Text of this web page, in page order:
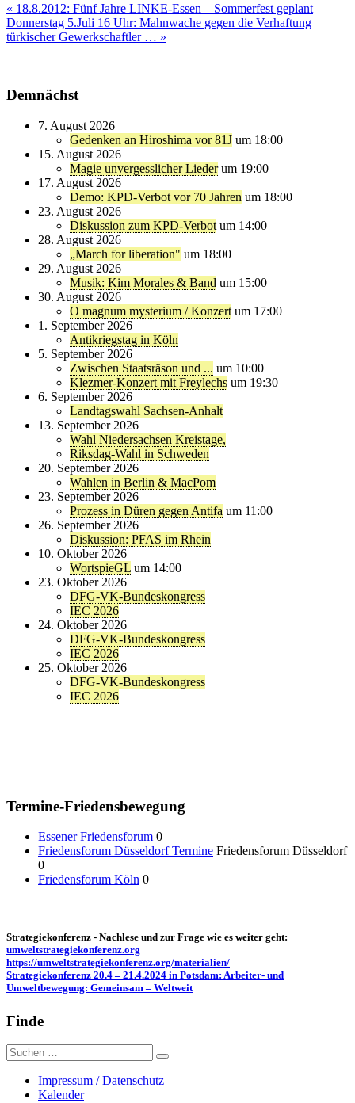
Beitragsnavigation
« 18.8.2012: Fünf Jahre LINKE-Essen – Sommerfest geplant
Donnerstag 5.Juli 16 Uhr: Mahnwache gegen die Verhaftung
türkischer Gewerkschaftler … »
Demnächst
7. August 2026
Gedenken an Hiroshima vor 81J um 18:00
15. August 2026
Magie unvergesslicher Lieder um 19:00
17. August 2026
Demo: KPD-Verbot vor 70 Jahren um 18:00
23. August 2026
Diskussion zum KPD-Verbot um 14:00
28. August 2026
„March for liberation" um 18:00
29. August 2026
Musik: Kim Morales & Band um 15:00
30. August 2026
O magnum mysterium / Konzert um 17:00
1. September 2026
Antikriegstag in Köln
5. September 2026
Zwischen Staatsräson und ... um 10:00
Klezmer-Konzert mit Freylechs um 19:30
6. September 2026
Landtagswahl Sachsen-Anhalt
13. September 2026
Wahl Niedersachsen Kreistage,
Riksdag-Wahl in Schweden
20. September 2026
Wahlen in Berlin & MacPom
23. September 2026
Prozess in Düren gegen Antifa um 11:00
26. September 2026
Diskussion: PFAS im Rhein
10. Oktober 2026
WortspieGL um 14:00
23. Oktober 2026
DFG-VK-Bundeskongress
IEC 2026
24. Oktober 2026
DFG-VK-Bundeskongress
IEC 2026
25. Oktober 2026
DFG-VK-Bundeskongress
IEC 2026
Termine-Friedensbewegung
Essener Friedensforum 0
Friedensforum Düsseldorf Termine Friedensforum Düsseldorf
0
Friedensforum Köln 0
Strategiekonferenz - Nachlese und zur Frage wie es weiter geht:
umweltstrategiekonferenz.org
https://umweltstrategiekonferenz.org/materialien/
Strategiekonferenz 20.4 – 21.4.2024 in Potsdam: Arbeiter- und
Umweltbewegung: Gemeinsam – Weltweit
Finde
Suche
nach:
Impressum / Datenschutz
Kalender